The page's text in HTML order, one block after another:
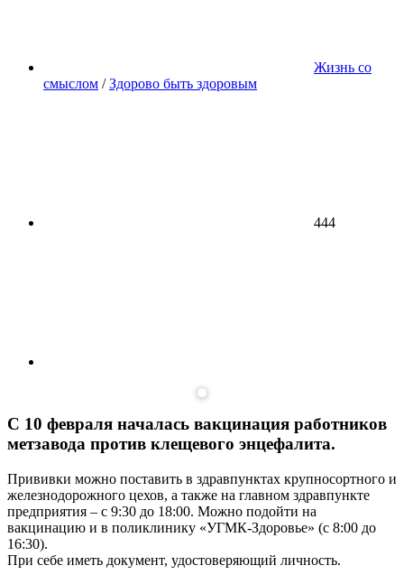
Жизнь со
смыслом /Здорово быть здоровым
444
С 10 февраля началась вакцинация работников
метзавода против клещевого энцефалита.
Прививки можно поставить в здрав­пунк­тах крупносортного и
железнодорожного цехов, а также на главном здравпунк­те
предприятия – с 9:30 до 18:00. Можно подойти на
вакцинацию и в поликлинику «УГМК-Здоровье» (с 8:00 до
16:30).
При себе иметь документ, удостоверяющий личность.